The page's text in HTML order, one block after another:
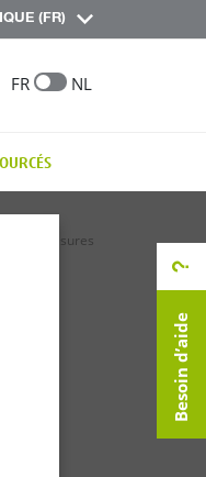
(FR)
FR
NL
Lasures
Besoin d’aide